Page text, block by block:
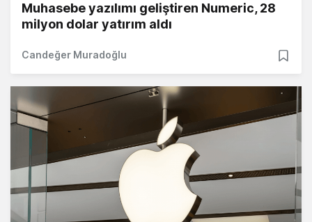
Muhasebe yazılımı geliştiren Numeric, 28
milyon dolar yatırım aldı
Candeğer Muradoğlu